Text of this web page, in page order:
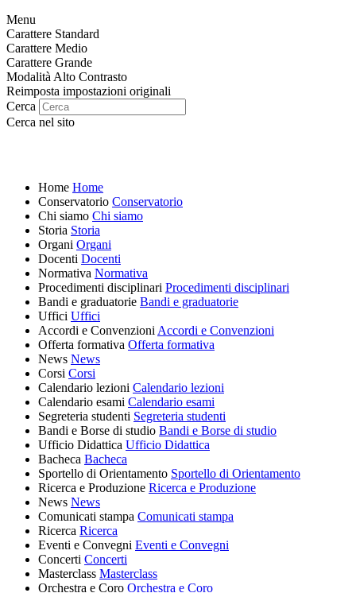
Menu
Carattere Standard
Carattere Medio
Carattere Grande
Modalità Alto Contrasto
Reimposta impostazioni originali
Cerca
Cerca nel sito
Home Home
Conservatorio Conservatorio
Chi siamo Chi siamo
Storia Storia
Organi Organi
Docenti Docenti
Normativa Normativa
Procedimenti disciplinari Procedimenti disciplinari
Bandi e graduatorie Bandi e graduatorie
Uffici Uffici
Accordi e Convenzioni Accordi e Convenzioni
Offerta formativa Offerta formativa
News News
Corsi Corsi
Calendario lezioni Calendario lezioni
Calendario esami Calendario esami
Segreteria studenti Segreteria studenti
Bandi e Borse di studio Bandi e Borse di studio
Ufficio Didattica Ufficio Didattica
Bacheca Bacheca
Sportello di Orientamento Sportello di Orientamento
Ricerca e Produzione Ricerca e Produzione
News News
Comunicati stampa Comunicati stampa
Ricerca Ricerca
Eventi e Convegni Eventi e Convegni
Concerti Concerti
Masterclass Masterclass
Orchestra e Coro Orchestra e Coro